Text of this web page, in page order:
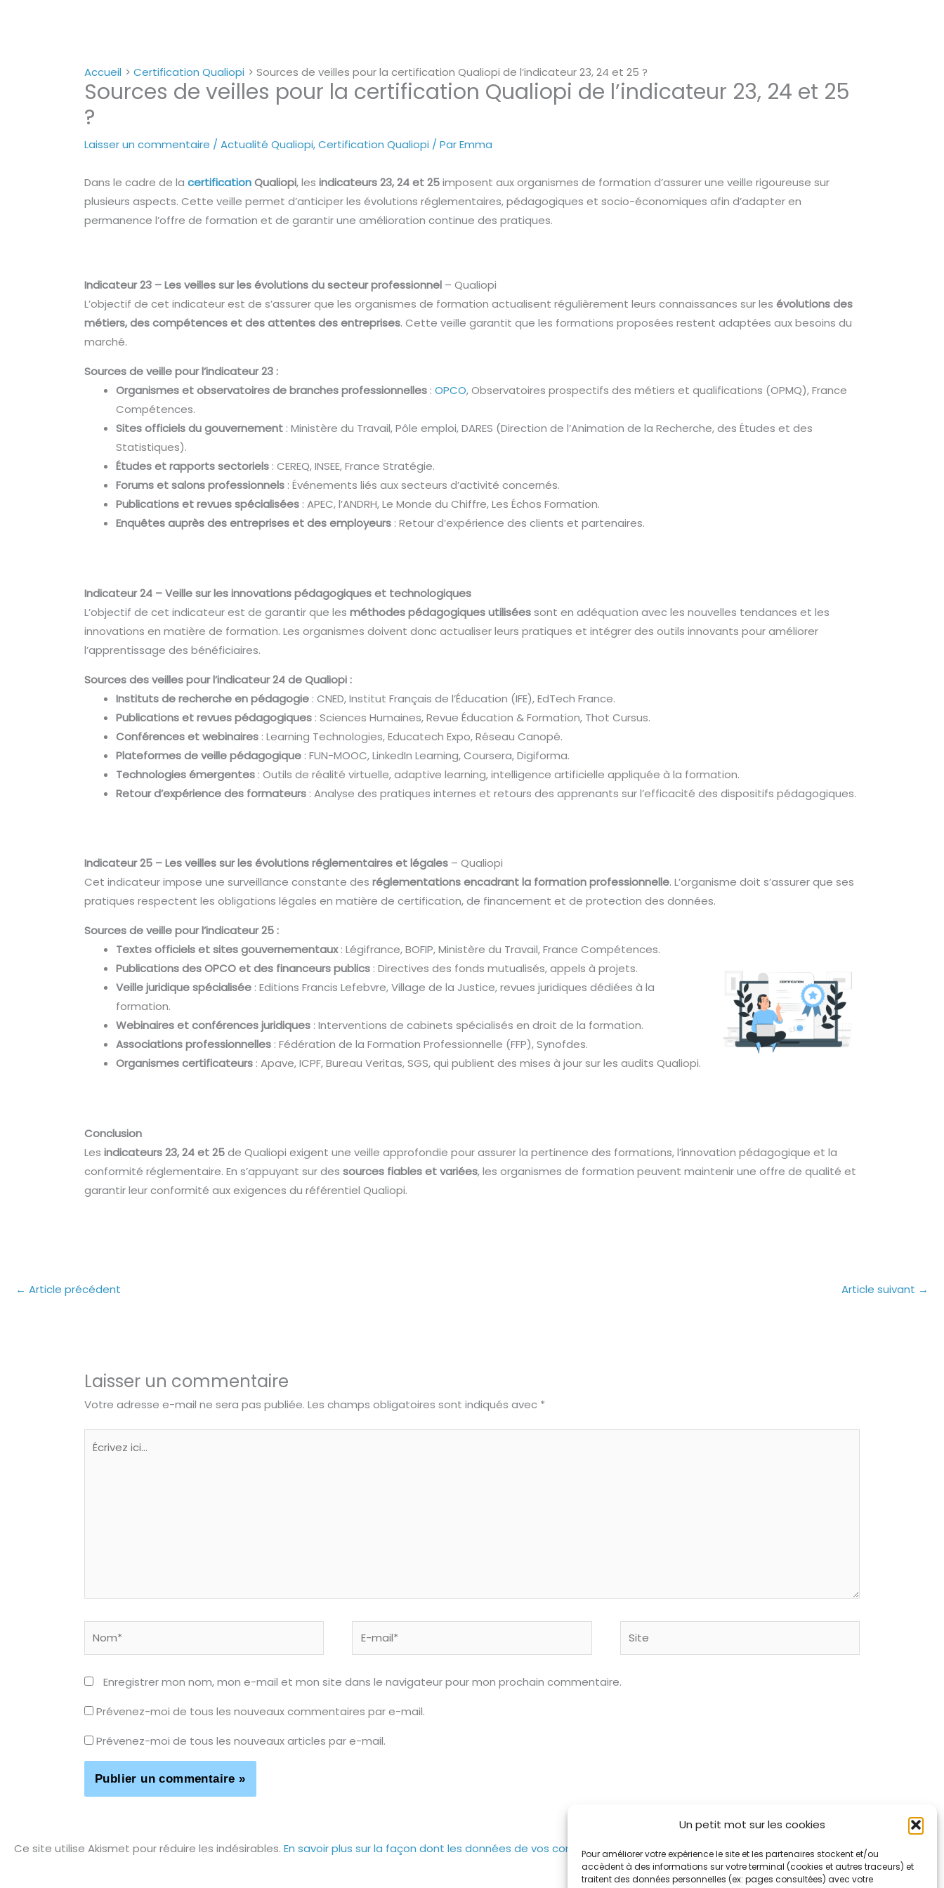
Un petit mot sur les cookies
Pour améliorer votre expérience le site et les partenaires stockent et/ou
accèdent à des informations sur votre terminal (cookies et autres traceurs) et
traitent des données personnelles (ex: pages consultées) avec votre
Accueil Certification Qualiopi Sources de veilles pour la certification Qualiopi de l’indicateur 23, 24 et 25 ?
Sources de veilles pour la certification Qualiopi de l’indicateur 23, 24 et 25
?
Laisser un commentaire /Actualité Qualiopi,Certification Qualiopi / ParEmma
Dans le cadre de lacertificationQualiopi, lesindicateurs 23, 24 et 25imposent aux organismes de formation d’assurer une veille rigoureuse sur
plusieurs aspects. Cette veille permet d’anticiper les évolutions réglementaires, pédagogiques et socio-économiques afin d’adapter en
permanence l’offre de formation et de garantir une amélioration continue des pratiques.
Indicateur 23 – Les veilles sur les évolutions du secteur professionnel – Qualiopi
L’objectif de cet indicateur est de s’assurer que les organismes de formation actualisent régulièrement leurs connaissances sur lesévolutions des
métiers, des compétences et des attentes des entreprises. Cette veille garantit que les formations proposées restent adaptées aux besoins du
marché.
Sources de veille pour l’indicateur 23 :
Organismes et observatoires de branches professionnelles :OPCO, Observatoires prospectifs des métiers et qualifications (OPMQ), France
Compétences.
Sites officiels du gouvernement : Ministère du Travail, Pôle emploi, DARES (Direction de l’Animation de la Recherche, des Études et des
Statistiques).
Études et rapports sectoriels : CEREQ, INSEE, France Stratégie.
Forums et salons professionnels : Événements liés aux secteurs d’activité concernés.
Publications et revues spécialisées : APEC, l’ANDRH, Le Monde du Chiffre, Les Échos Formation.
Enquêtes auprès des entreprises et des employeurs : Retour d’expérience des clients et partenaires.
Indicateur 24 – Veille sur les innovations pédagogiques et technologiques
L’objectif de cet indicateur est de garantir que lesméthodes pédagogiques utiliséessont en adéquation avec les nouvelles tendances et les
innovations en matière de formation. Les organismes doivent donc actualiser leurs pratiques et intégrer des outils innovants pour améliorer
l’apprentissage des bénéficiaires.
Sources des veilles pour l’indicateur 24 de Qualiopi :
Instituts de recherche en pédagogie : CNED, Institut Français de l’Éducation (IFE), EdTech France.
Publications et revues pédagogiques : Sciences Humaines, Revue Éducation & Formation, Thot Cursus.
Conférences et webinaires : Learning Technologies, Educatech Expo, Réseau Canopé.
Plateformes de veille pédagogique : FUN-MOOC, LinkedIn Learning, Coursera, Digiforma.
Technologies émergentes : Outils de réalité virtuelle, adaptive learning, intelligence artificielle appliquée à la formation.
Retour d’expérience des formateurs : Analyse des pratiques internes et retours des apprenants sur l’efficacité des dispositifs pédagogiques.
Indicateur 25 – Les veilles sur les évolutions réglementaires et légales – Qualiopi
Cet indicateur impose une surveillance constante desréglementations encadrant la formation professionnelle. L’organisme doit s’assurer que ses
pratiques respectent les obligations légales en matière de certification, de financement et de protection des données.
Sources de veille pour l’indicateur 25 :
Textes officiels et sites gouvernementaux: Légifrance, BOFIP, Ministère du Travail, France Compétences.
Publications des OPCO et des financeurs publics : Directives des fonds mutualisés, appels à projets.
Veille juridique spécialisée : Editions Francis Lefebvre, Village de la Justice, revues juridiques dédiées à la
formation.
Webinaires et conférences juridiques : Interventions de cabinets spécialisés en droit de la formation.
Associations professionnelles : Fédération de la Formation Professionnelle (FFP), Synofdes.
Organismes certificateurs : Apave, ICPF, Bureau Veritas, SGS, qui publient des mises à jour sur les audits Qualiopi.
Conclusion
Lesindicateurs 23, 24 et 25de Qualiopi exigent une veille approfondie pour assurer la pertinence des formations, l’innovation pédagogique et la
conformité réglementaire. En s’appuyant sur dessources fiables et variées, les organismes de formation peuvent maintenir une offre de qualité et
garantir leur conformité aux exigences du référentiel Qualiopi.
← Article précédent Article suivant →
Laisser un commentaire
Votre adresse e-mail ne sera pas publiée. Les champs obligatoires sont indiqués avec *
Enregistrer mon nom, mon e-mail et mon site dans le navigateur pour mon prochain commentaire.
Prévenez-moi de tous les nouveaux commentaires par e-mail.
Prévenez-moi de tous les nouveaux articles par e-mail.
Ce site utilise Akismet pour réduire les indésirables. En savoir plus sur la façon dont les données de vos commentaires sont traitées